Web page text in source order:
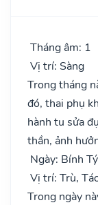
Tháng âm: 1
Vị trí: Sàng
Trong tháng
đó, thai phụ
hành tu sửa
thần, ảnh
Ngày: Bính Tý
Vị trí: Trù,
Trong ngày